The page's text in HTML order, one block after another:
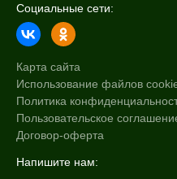
Социальные сети:
Карта сайта
Использование файлов
Политика
Пользовательское
Договор-оферта
Напишите нам: